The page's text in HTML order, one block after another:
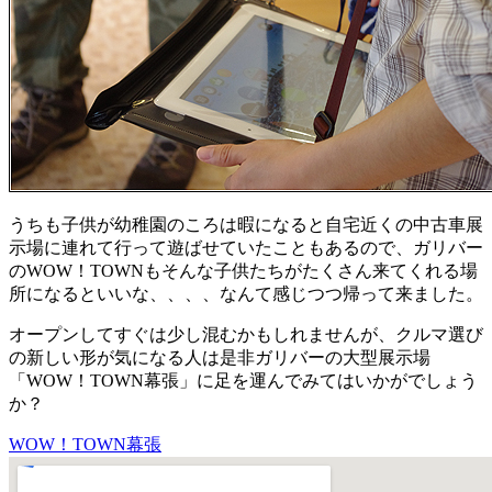
うちも子供が幼稚園のころは暇になると自宅近くの中古車展
示場に連れて行って遊ばせていたこともあるので、ガリバー
のWOW！TOWNもそんな子供たちがたくさん来てくれる場
所になるといいな、、、、なんて感じつつ帰って来ました。
オープンしてすぐは少し混むかもしれませんが、クルマ選び
の新しい形が気になる人は是非ガリバーの大型展示場
「WOW！TOWN幕張」に足を運んでみてはいかがでしょう
か？
WOW！TOWN幕張